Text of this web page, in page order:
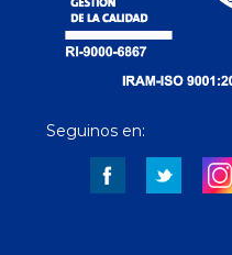
Seguinos en: